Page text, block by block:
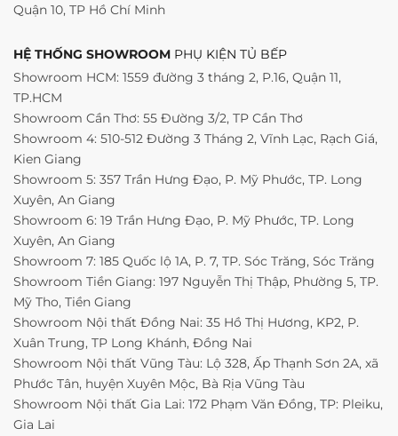
Quận 10, TP Hồ Chí Minh
HỆ THỐNG SHOWROOM PHỤ KIỆN TỦ BẾP
Showroom HCM: 1559 đường 3 tháng 2, P.16, Quận 11,
TP.HCM
Showroom Cần Thơ: 55 Đường 3/2, TP Cần Thơ
Showroom 4: 510-512 Đường 3 Tháng 2, Vĩnh Lạc, Rạch Giá,
Kien Giang
Showroom 5: 357 Trần Hưng Đạo, P. Mỹ Phước, TP. Long
Xuyên, An Giang
Showroom 6: 19 Trần Hưng Đạo, P. Mỹ Phước, TP. Long
Xuyên, An Giang
Showroom 7: 185 Quốc lộ 1A, P. 7, TP. Sóc Trăng, Sóc Trăng
Showroom Tiền Giang: 197 Nguyễn Thị Thập, Phường 5, TP.
Mỹ Tho, Tiền Giang
Showroom Nội thất Đồng Nai: 35 Hồ Thị Hương, KP2, P.
Xuân Trung, TP Long Khánh, Đồng Nai
Showroom Nội thất Vũng Tàu: Lộ 328, Ấp Thạnh Sơn 2A, xã
Phước Tân, huyện Xuyên Mộc, Bà Rịa Vũng Tàu
Showroom Nội thất Gia Lai: 172 Phạm Văn Đồng, TP: Pleiku,
Gia Lai